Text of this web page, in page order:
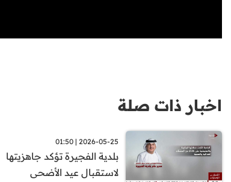
اخبار ذات صلة
2026-05-25 | 01:50
بلدية الفجيرة تؤكد جاهزيتها
لاستقبال عيد الأضحى